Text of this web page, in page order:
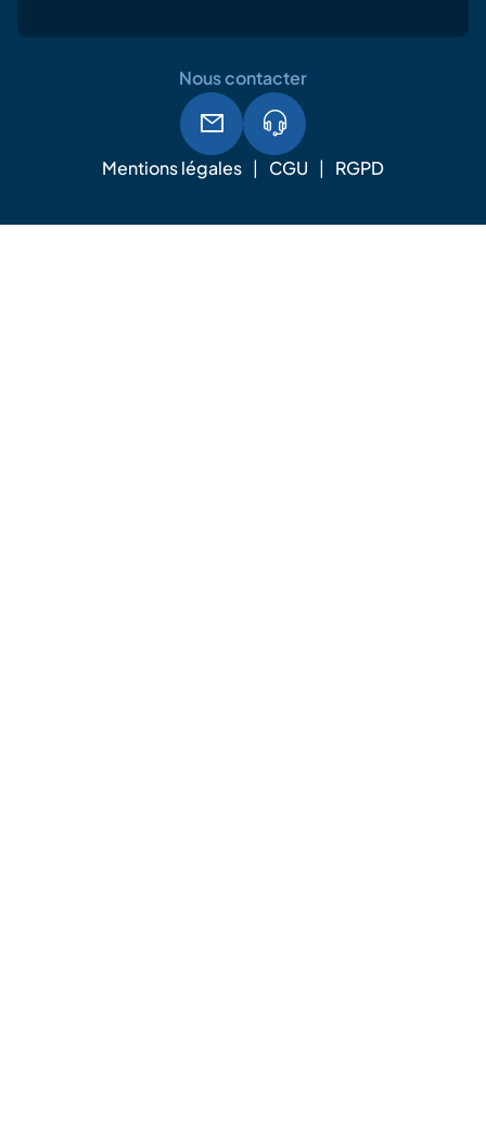
Mentions légales CGU RGPD
Nous contacter